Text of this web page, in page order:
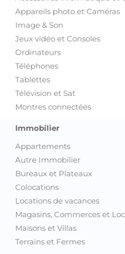
Jeux vidéo et Consoles
Ordinateurs
Téléphones
Tablettes
Télévision et Sat
Montres connectées
Immobilier
Autre Immobilier
Bureaux et Plateaux
Colocations
Locations de vacances
Magasins, Commerces et
Maisons et Villas
Terrains et Fermes
Habillement et Bien Etre